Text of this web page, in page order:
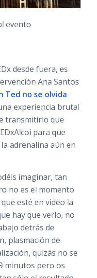
evento
desde fuera, es
Ana Santos
Ted no se olvida
experiencia brutal
transmitirlo que
para que
adrenalina aún en
imaginar, tan
no es el momento
esté en video la
hay que verlo, no
detrás de
plasmación de
quizás no se
minutos pero os